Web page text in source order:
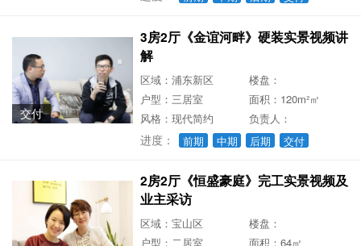
交付
3房2厅《金谊河畔》硬装实景视频讲
解
区域：浦东新区
楼盘：
户型：三居室
面积：120m²㎡
风格：现代简约
负责人：
进度： 前期 中期 后期 交付
2房2厅《恒盛豪庭》完工实景视频及
业主采访
区域：宝山区
楼盘：
户型：二居室
面积：64㎡